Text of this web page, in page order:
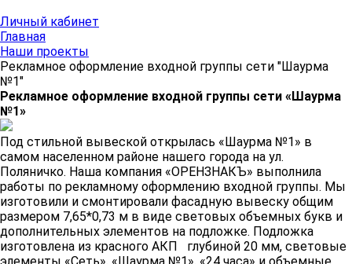
Личный кабинет
Главная
Наши проекты
Рекламное оформление входной группы сети "Шаурма
№1"
Рекламное оформление входной группы сети «Шаурма
№1»
Под стильной вывеской открылась «Шаурма №1» в
самом населенном районе нашего города на ул.
Поляничко. Наша компания «ОРЕНЗНАКЪ» выполнила
работы по рекламному оформлению входной группы. Мы
изготовили и смонтировали фасадную вывеску общим
размером 7,65*0,73 м в виде световых объемных букв и
дополнительных элементов на подложке. Подложка
изготовлена из красного АКП глубиной 20 мм, световые